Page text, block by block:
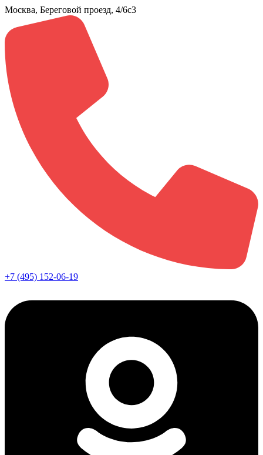
Москва, Береговой проезд, 4/6с3
+7 (495) 152-06-19